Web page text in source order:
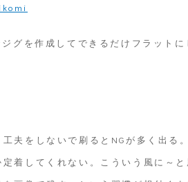
グを作成してできるだけフラット
夫をしないで刷るとNGが多く出る
着してくれない。こういう風に～